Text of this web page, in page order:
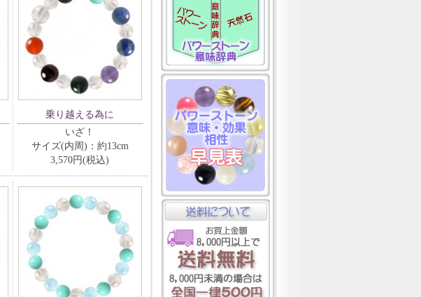
乗り越える為に
いざ！
サイズ(内周)：約13cm
3,570円(税込)